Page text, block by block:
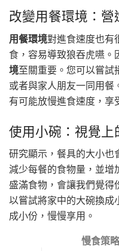
改變用餐環境：
用餐環境對進食速度也有
食，容易導致狼吞虎嚥。
境至關重要。您可以嘗試
或者與家人朋友一同用
有可能放慢進食速度，享
使用小碗：視覺上
研究顯示，餐具的大小也
減少每餐的食物量，並增
盛滿食物，會讓我們覺
以嘗試將家中的大碗換成
成小份，慢慢享用。
慢食策